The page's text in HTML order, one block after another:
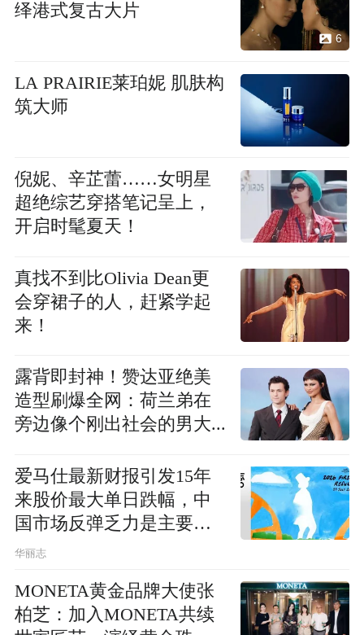
绎港式复古大片
6
LA PRAIRIE莱珀妮 肌肤构
筑大师
倪妮、辛芷蕾……女明星
超绝综艺穿搭笔记呈上，
开启时髦夏天！
真找不到比Olivia Dean更
会穿裙子的人，赶紧学起
来！
露背即封神！赞达亚绝美
造型刷爆全网：荷兰弟在
旁边像个刚出社会的男大...
爱马仕最新财报引发15年
来股价最大单日跌幅，中
国市场反弹乏力是主要诱
因
华丽志
MONETA黄金品牌大使张
柏芝：加入MONETA共续